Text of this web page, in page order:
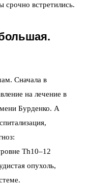
встретились.
Сначала в
на лечение в
Бурденко. А
Th10–12
опухоль,